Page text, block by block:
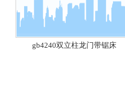
gb4240双立柱龙门带锯床